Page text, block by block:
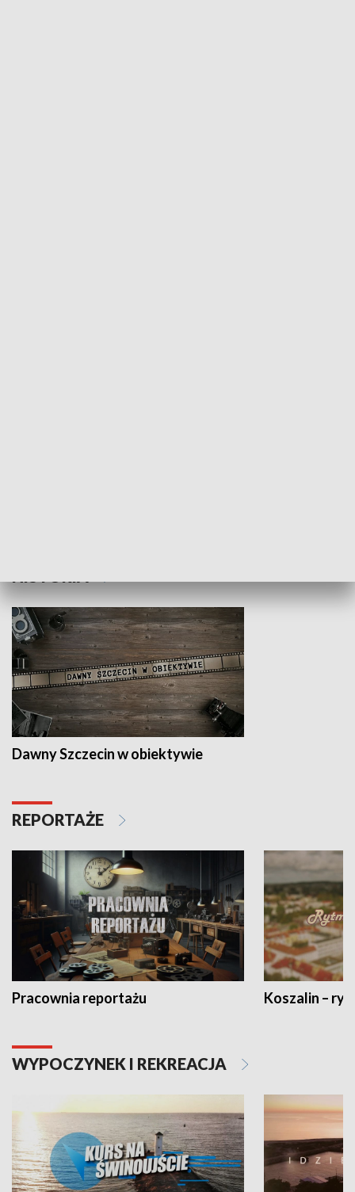
Dawny Szczecin w obiektywie
REPORTAŻE
Pracownia reportażu Koszalin –
WYPOCZYNEK I REKREACJA